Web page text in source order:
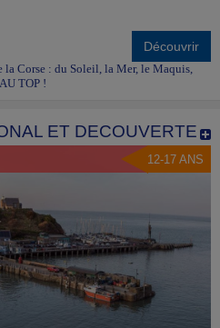
Découvrir
la Corse : du Soleil, la Mer, le Maquis,
TOP !
ET DECOUVERTE
12-17 ANS